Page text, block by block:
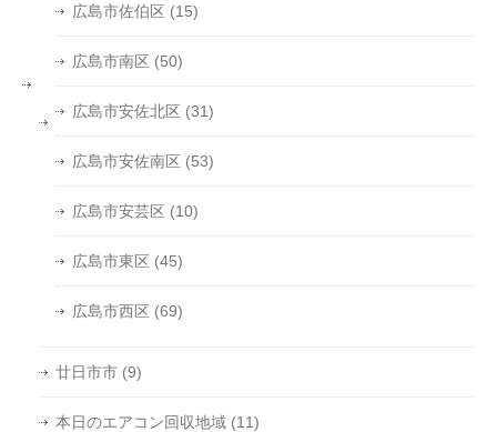
広島市佐伯区 (15)
広島市南区 (50)
広島市安佐北区 (31)
広島市安佐南区 (53)
広島市安芸区 (10)
広島市東区 (45)
広島市西区 (69)
廿日市市 (9)
本日のエアコン回収地域 (11)